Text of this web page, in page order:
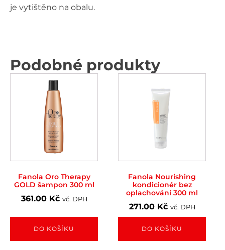
je vytištěno na obalu.
Podobné produkty
Fanola Oro Therapy
GOLD šampon 300 ml
361.00 Kč vč. DPH
DO KOŠÍKU
Fanola Nourishing
kondicionér bez
oplachování 300 ml
271.00 Kč vč. DPH
DO KOŠÍKU